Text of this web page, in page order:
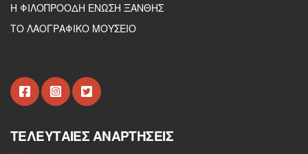
Η ΦΙΛΟΠΡΟΟΔΗ ΕΝΩΣΗ ΞΑΝΘΗΣ
ΤΟ ΛΑΟΓΡΑΦΙΚΟ ΜΟΥΣΕΙΟ
ΤΕΛΕΥΤΑΊΕΣ ΑΝΑΡΤΉΣΕΙΣ